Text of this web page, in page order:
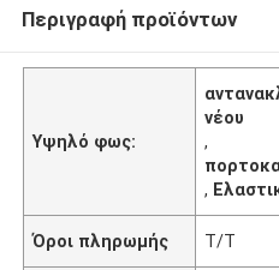
Περιγραφή προϊόντων
Υψηλό φως:
νέου
,
,
Όροι πληρωμής T/T